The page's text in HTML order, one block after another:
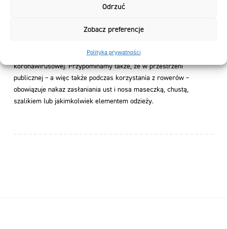
Odrzuć
Zobacz preferencje
Polityka prywatności
samodzielnego dezynfekowania powierzchni narażonych na
użytkownicy stosowali się do oficjalnych wytycznych higieny
koronawirusowej. Przypominamy także, że w przestrzeni
publicznej – a więc także podczas korzystania z rowerów –
obowiązuje nakaz zasłaniania ust i nosa maseczką, chustą,
szalikiem lub jakimkolwiek elementem odzieży.